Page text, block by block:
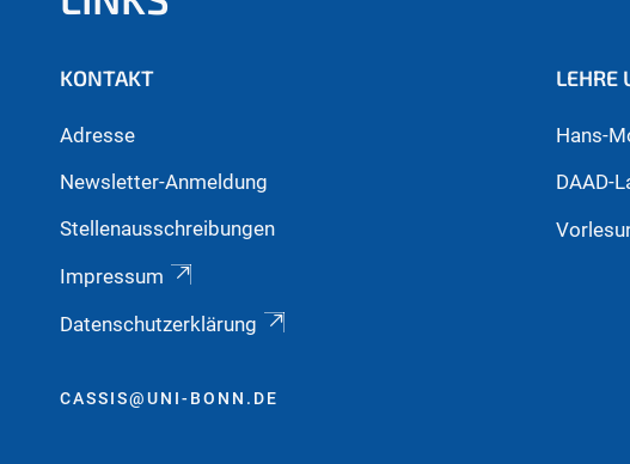
KONTAKT
Adresse
Newsletter-Anmeldung
Stellenausschreibungen
Impressum
Datenschutzerklärung
LEHRE
Hans-
DAAD-
CASSIS@UNI-BONN.DE